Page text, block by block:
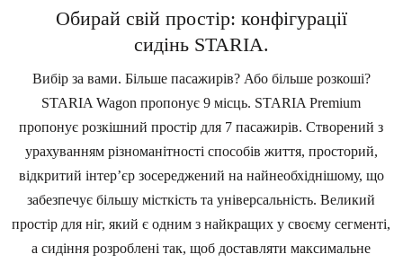
Обирай свій простір: конфігурації
сидінь STARIA.
Вибір за вами. Більше пасажирів? Або більше розкоші?
STARIA Wagon пропонує 9 місць. STARIA Premium
пропонує розкішний простір для 7 пасажирів. Створений з
урахуванням різноманітності способів життя, просторий,
відкритий інтер’єр зосереджений на найнеобхіднішому, що
забезпечує більшу місткість та універсальність. Великий
простір для ніг, який є одним з найкращих у своєму сегменті,
а сидіння розроблені так, щоб доставляти максимальне